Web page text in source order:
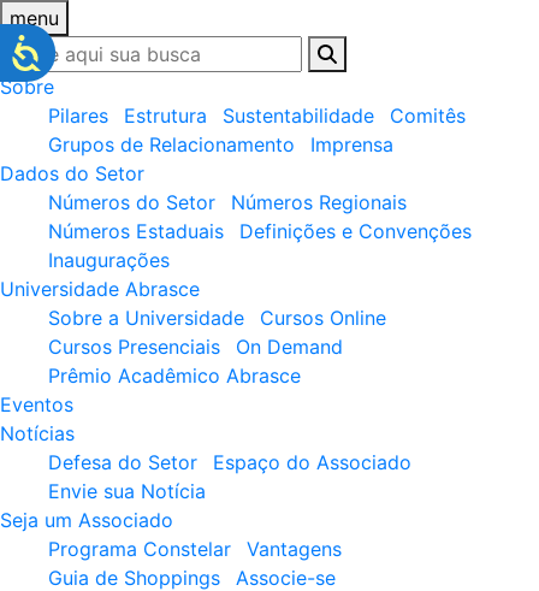
menu
Sobre
Pilares
Estrutura Sustentabilidade
Comitês
Grupos de Relacionamento
Imprensa
Dados do Setor
Números do Setor
Números Regionais
Números Estaduais
Definições e Convenções
Inaugurações
Universidade Abrasce
Sobre a Universidade
Cursos Online
Cursos Presenciais
On Demand
Prêmio Acadêmico Abrasce
Eventos
Notícias
Defesa do Setor
Espaço do Associado
Envie sua Notícia
Seja um Associado
Programa Constelar
Vantagens
Guia de Shoppings
Associe-se